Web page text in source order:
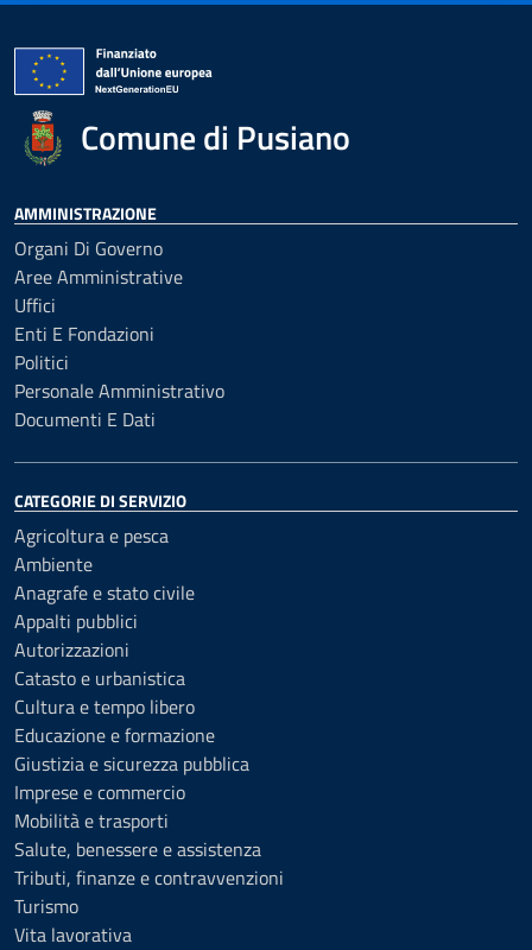
Comune di Pusiano
AMMINISTRAZIONE
Organi Di Governo
Aree Amministrative
Uffici
Enti E Fondazioni
Politici
Personale Amministrativo
Documenti E Dati
CATEGORIE DI SERVIZIO
Agricoltura e pesca
Ambiente
Anagrafe e stato civile
Appalti pubblici
Autorizzazioni
Catasto e urbanistica
Cultura e tempo libero
Educazione e formazione
Giustizia e sicurezza pubblica
Imprese e commercio
Mobilità e trasporti
Salute, benessere e assistenza
Tributi, finanze e contravvenzioni
Turismo
Vita lavorativa